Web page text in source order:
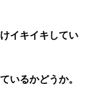
イキイキしてい
いるかどうか。